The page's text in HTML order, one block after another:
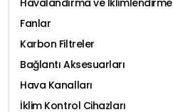
Havalandırma ve İklimlendirme
Fanlar
Karbon Filtreler
Bağlantı Aksesuarları
Hava Kanalları
İklim Kontrol Cihazları